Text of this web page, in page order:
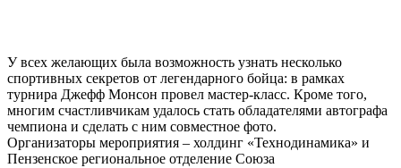
У всех желающих была возможность узнать несколько
спортивных секретов от легендарного бойца: в рамках
турнира Джефф Монсон провел мастер-класс. Кроме того,
многим счастливчикам удалось стать обладателями автографа
чемпиона и сделать с ним совместное фото.
Организаторы мероприятия – холдинг «Технодинамика» и
Пензенское региональное отделение Союза